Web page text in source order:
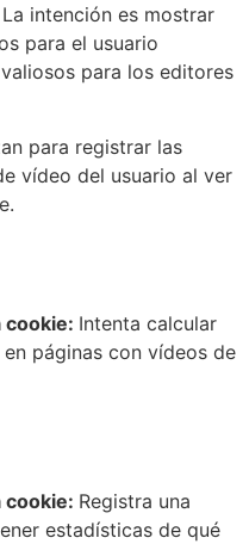
intención es mostrar
para el usuario
para los editores
para registrar las
vídeo del usuario al ver
cookie: Intenta calcular
páginas con vídeos de
cookie: Registra una
estadísticas de qué